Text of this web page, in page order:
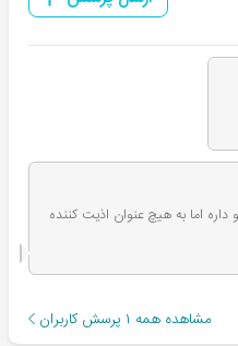
داره اما به هیچ عنوان اذیت کننده
مشاهده همه ۱ پرسش کاربران